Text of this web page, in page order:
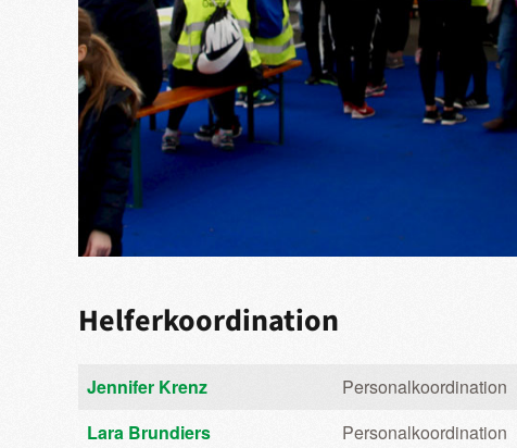
Helferkoordination
Kontakte,
Name Details
Jennifer Krenz
Personalkoordination
Lara Brundiers
Personalkoordination